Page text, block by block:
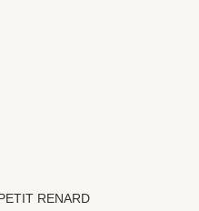
RENARD